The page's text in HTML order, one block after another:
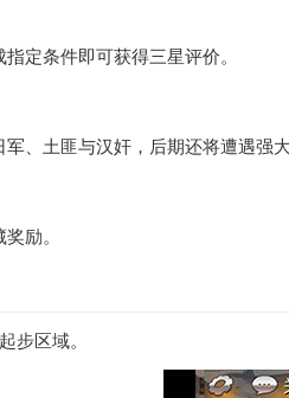
定条件即可获得三星评价。
、土匪与汉奸，后期还将遭遇
励。
步区域。